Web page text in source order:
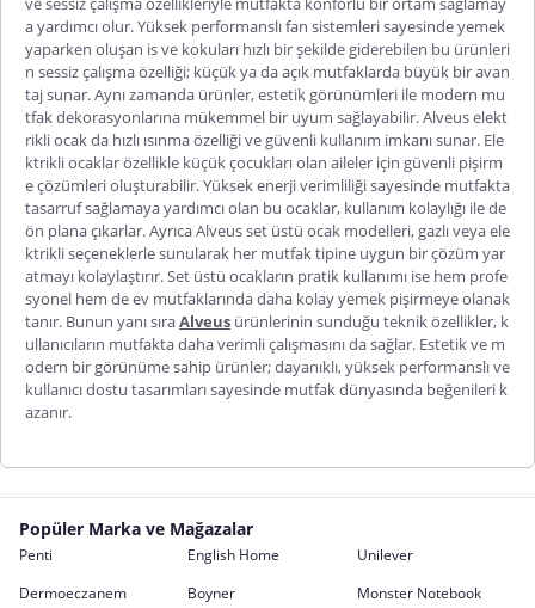
a yardımcı olur. Yüksek performanslı fan sistemleri sayesinde yemek
yaparken oluşan is ve kokuları hızlı bir şekilde giderebilen bu ürünleri
n sessiz çalışma özelliği; küçük ya da açık mutfaklarda büyük bir avan
taj sunar. Aynı zamanda ürünler, estetik görünümleri ile modern mu
tfak dekorasyonlarına mükemmel bir uyum sağlayabilir.Alveus elekt
rikli ocakda hızlı ısınma özelliği ve güvenli kullanım imkanı sunar. Ele
ktrikli ocaklar özellikle küçük çocukları olan aileler için güvenli pişirm
e çözümleri oluşturabilir. Yüksek enerji verimliliği sayesinde mutfakta
tasarruf sağlamaya yardımcı olan bu ocaklar, kullanım kolaylığı ile de
ön plana çıkarlar. AyrıcaAlveus set üstü ocak modelleri, gazlı veya ele
ktrikli seçeneklerle sunularak her mutfak tipine uygun bir çözüm yar
atmayı kolaylaştırır. Set üstü ocakların pratik kullanımı ise hem profe
syonel hem de ev mutfaklarında daha kolay yemek pişirmeye olanak
tanır. Bunun yanı sıraAlveus ürünlerinin sunduğu teknik özellikler, k
ullanıcıların mutfakta daha verimli çalışmasını da sağlar. Estetik ve m
odern bir görünüme sahip ürünler; dayanıklı, yüksek performanslı ve
kullanıcı dostu tasarımları sayesinde mutfak dünyasında beğenileri k
azanır.
Popüler Marka ve Mağazalar
Penti English Home
Unilever
Dermoeczanem
Boyner
Monster Notebook